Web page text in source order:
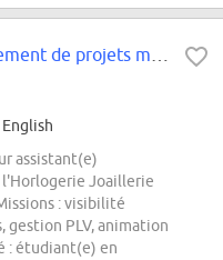
assistant(e)
Joaillerie
: visibilité
PLV, animation
: étudiant(e) en